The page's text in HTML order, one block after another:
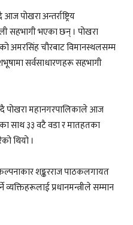
पोखरा अन्तर्राष्ट्रिय
सहभागी भएका छन् । पोखरा
अमरसिंह चौरबाट विमानस्थलसम्म
सर्वसाधारणहरू सहभागी
पोखरा महानगरपालिकाले आज
साथ ३३ वटै वडा र मातहतका
थियो ।
शङ्करराज पाठकलगायत
व्यक्तिहरूलाई प्रधानमन्त्रीले सम्मान